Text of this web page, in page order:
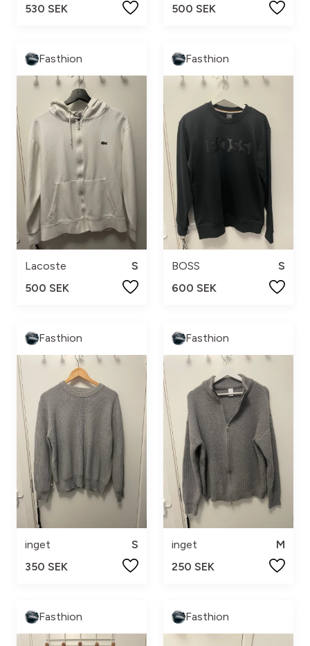
530 SEK
500 SEK
Fasthion
Lacoste
S
500 SEK
Fasthion
BOSS
S
600 SEK
Fasthion
inget
S
350 SEK
Fasthion
inget
M
250 SEK
Fasthion Fasthion